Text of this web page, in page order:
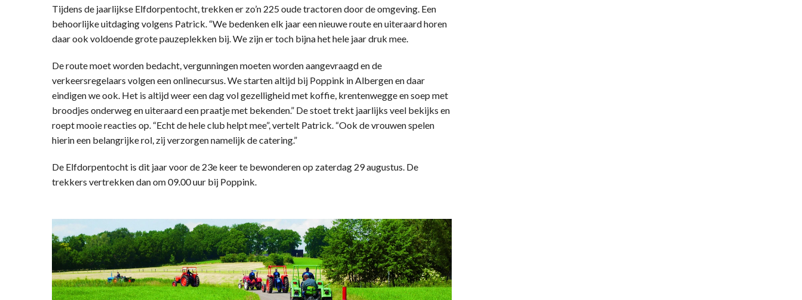
Tijdens de jaarlijkse Elfdorpentocht, trekken er zo’n 225 oude tractoren door de omgeving. Een
behoorlijke uitdaging volgens Patrick. “We bedenken elk jaar een nieuwe route en uiteraard horen
daar ook voldoende grote pauzeplekken bij. We zijn er toch bijna het hele jaar druk mee.
De route moet worden bedacht, vergunningen moeten worden aangevraagd en de
verkeersregelaars volgen een onlinecursus. We starten altijd bij Poppink in Albergen en daar
eindigen we ook. Het is altijd weer een dag vol gezelligheid met koffie, krentenwegge en soep met
broodjes onderweg en uiteraard een praatje met bekenden.” De stoet trekt jaarlijks veel bekijks en
roept mooie reacties op. “Echt de hele club helpt mee”, vertelt Patrick. “Ook de vrouwen spelen
hierin een belangrijke rol, zij verzorgen namelijk de catering.”
De Elfdorpentocht is dit jaar voor de 23e keer te bewonderen op zaterdag 29 augustus. De
trekkers vertrekken dan om 09.00 uur bij Poppink.